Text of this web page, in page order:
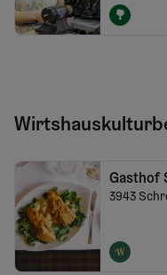
Gasthof
3943